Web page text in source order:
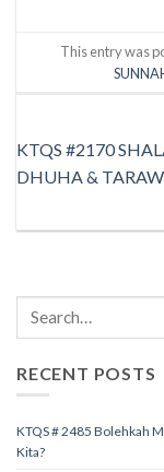
This entry was
KTQS #2170
DHUHA &
RECENT POSTS
KTQS # 2485 Bolehkah
Kita?